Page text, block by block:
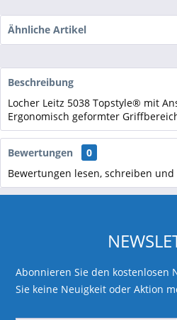
Ähnliche Artikel
Beschreibung
Locher Leitz 5038 Topstyle® mit
Ergonomisch geformter
Bewertungen
0
Bewertungen lesen, schreiben
Abonnieren Sie den kostenlosen
Sie keine Neuigkeit oder Aktion